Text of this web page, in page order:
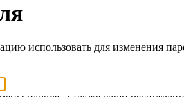
использовать для изменения